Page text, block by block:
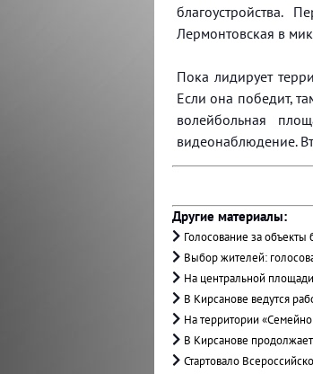
Лермонтовская в
Пока лидирует
Если она победит,
волейбольная
видеонаблюдение.
Другие материалы:
Голосование за объекты
Выбор жителей:
На центральной
В Кирсанове ведутся
На территории
В Кирсанове
Стартовало